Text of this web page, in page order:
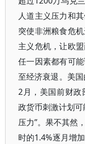
人道主义压力和
突使非洲粮食危
主义危机，让欧
任一因素都有可
至经济衰退。美
2月，美国前财政
政货币刺激计划
压力”。果不其然
时的1.4%逐月增